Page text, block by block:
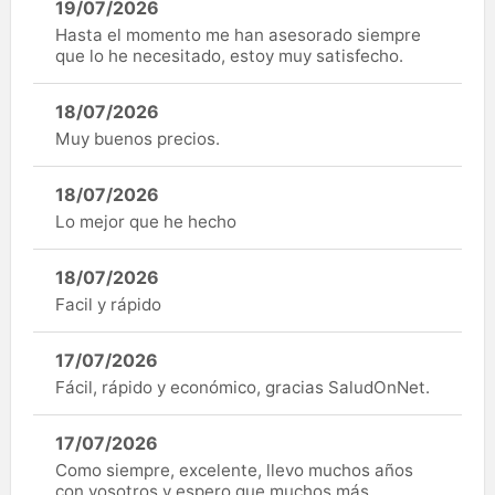
19/07/2026
Hasta el momento me han asesorado siempre
que lo he necesitado, estoy muy satisfecho.
18/07/2026
Muy buenos precios.
18/07/2026
Lo mejor que he hecho
18/07/2026
Facil y rápido
17/07/2026
Fácil, rápido y económico, gracias SaludOnNet.
17/07/2026
Como siempre, excelente, llevo muchos años